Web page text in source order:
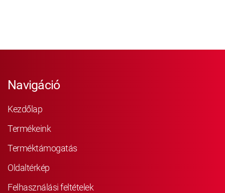
Navigáció
Kezdőlap
Termékeink
Terméktámogatás
Oldaltérkép
Felhasználási feltételek